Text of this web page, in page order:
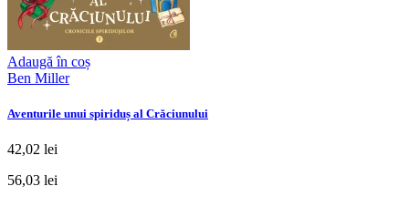
Adaugă în coș
Ben Miller
Aventurile unui spiriduș al Crăciunului
42,02 lei
56,03 lei